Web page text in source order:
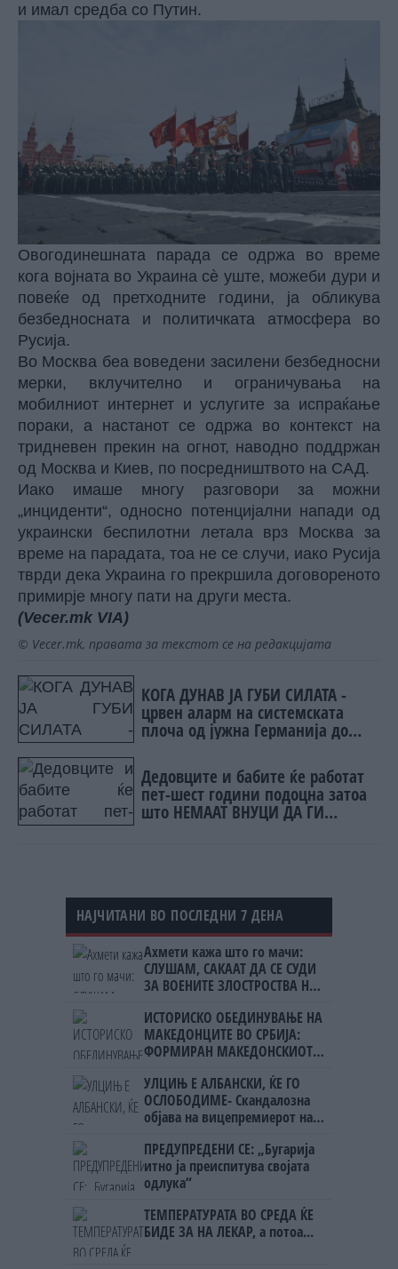
и имал средба со Путин.
Овогодинешната парада се одржа во време
кога војната во Украина сè уште, можеби дури и
повеќе од претходните години, ја обликува
безбедносната и политичката атмосфера во
Русија.
Во Москва беа воведени засилени безбедносни
мерки, вклучително и ограничувања на
мобилниот интернет и услугите за испраќање
пораки, а настанот се одржа во контекст на
тридневен прекин на огнот, наводно поддржан
од Москва и Киев, по посредништвото на САД.
Иако имаше многу разговори за можни
„инциденти“, односно потенцијални напади од
украински беспилотни летала врз Москва за
време на парадата, тоа не се случи, иако Русија
тврди дека Украина го прекршила договореното
примирје многу пати на други места.
(Vecer.mk VIA)
© Vecer.mk, правата за текстот се на редакцијата
КОГА ДУНАВ ЈА ГУБИ СИЛАТА -
црвен аларм на системската
плоча од јужна Германија до
Дедовците и бабите ќе работат
пет-шест години подоцна затоа
што НЕМААТ ВНУЦИ ДА ГИ
НАЈЧИТАНИ ВО ПОСЛЕДНИ 7 ДЕНА
Ахмети кажа што го мачи:
СЛУШАМ, САКААТ ДА СЕ СУДИ
ЗА ВОЕНИТЕ ЗЛОСТРОСТВА НА
ИСТОРИСКО ОБЕДИНУВАЊЕ НА
МАКЕДОНЦИТЕ ВО СРБИЈА:
ФОРМИРАН МАКЕДОНСКИОТ
УЛЦИЊ Е АЛБАНСКИ, ЌЕ ГО
ОСЛОБОДИМЕ- Скандалозна
објава на вицепремиерот на
ПРЕДУПРЕДЕНИ СЕ: „Бугарија
итно ја преиспитува својата
одлука“
ТЕМПЕРАТУРАТА ВО СРЕДА ЌЕ
БИДЕ ЗА НА ЛЕКАР, а потоа...